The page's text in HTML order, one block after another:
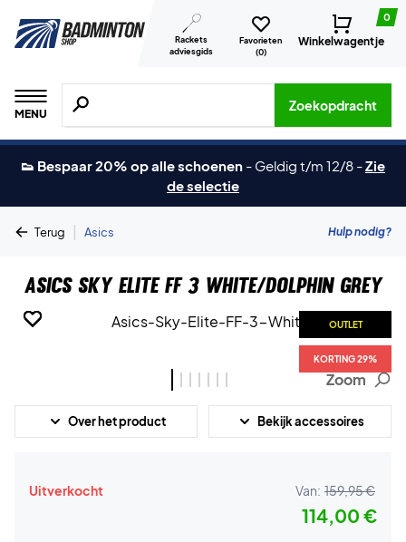
Rackets
adviesgids
Favorieten
(0)
0
Winkelwagentje
MENU
Zoeken naar producten, merken etc.
Zoekopdracht
👟 Bespaar 20% op alle schoenen - Geldig t/m 12/8 -Zie
de selectie
Terug | Asics Hulp nodig?
Asics Sky Elite FF 3 White/Dolphin Grey
OUTLET
KORTING 29%
OUTLET
KORTING 29%
OUTLET
KORTING 29%
OUTLET
KORTING 29%
OUTLET
KORTING 29%
OUTLET
KORTING 29%
OUTLET
KORTING 29%
Zoom
Over het product Bekijk accessoires
Uitverkocht Van: 159,95 €
114,00 €